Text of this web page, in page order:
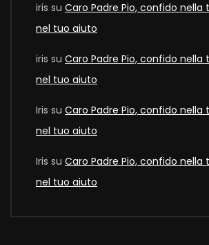
iris su Caro Padre Pio, confido nella
nel tuo aiuto
iris su Caro Padre Pio, confido nella
nel tuo aiuto
Iris su Caro Padre Pio, confido nella
nel tuo aiuto
Iris su Caro Padre Pio, confido nella
nel tuo aiuto